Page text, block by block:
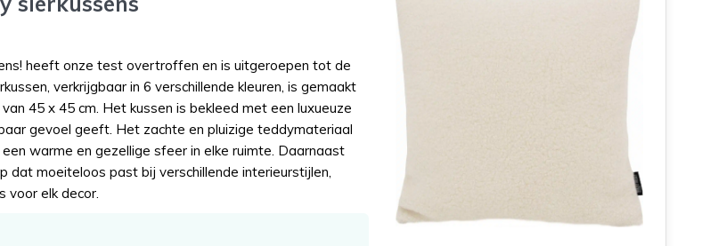
heeft onze test overtroffen en is uitgeroepen tot de
verkrijgbaar in 6 verschillende kleuren, is gemaakt
45 x 45 cm. Het kussen is bekleed met een luxueuze
gevoel geeft. Het zachte en pluizige teddymateriaal
warme en gezellige sfeer in elke ruimte. Daarnaast
dat moeiteloos past bij verschillende interieurstijlen,
voor elk decor.